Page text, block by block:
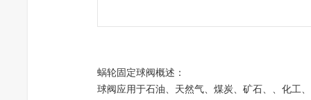
蜗轮固定球阀概述：
球阀应用于石油、天然气、煤炭、矿石、、化工